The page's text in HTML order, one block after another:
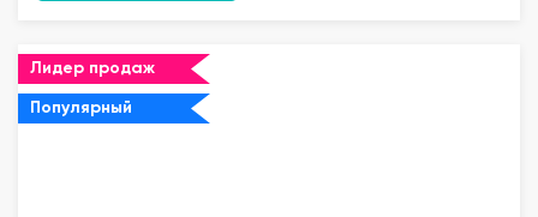
Лидер продаж
Популярный